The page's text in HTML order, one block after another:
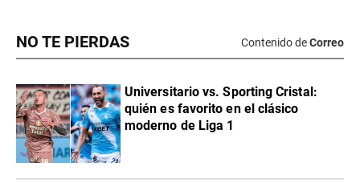
NO TE PIERDAS Contenido deCorreo
Universitario vs. Sporting Cristal:
quién es favorito en el clásico
moderno de Liga 1